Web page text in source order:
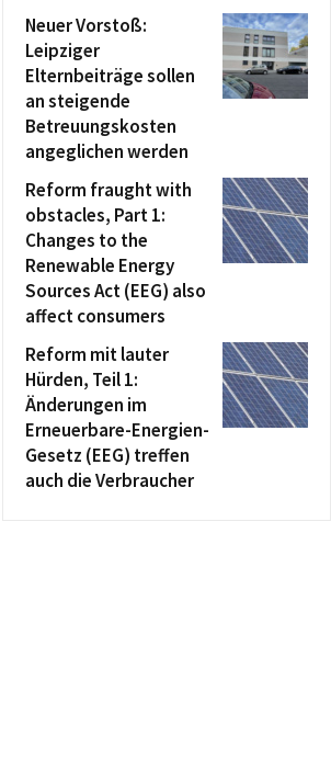
Neuer Vorstoß:
Leipziger
Elternbeiträge sollen
an steigende
Betreuungskosten
angeglichen werden
Reform fraught with
obstacles, Part 1:
Changes to the
Renewable Energy
Sources Act (EEG) also
affect consumers
Reform mit lauter
Hürden, Teil 1:
Änderungen im
Erneuerbare-Energien-
Gesetz (EEG) treffen
auch die Verbraucher